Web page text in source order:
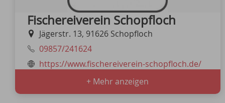
Fischereiverein Schopfloch
Jägerstr. 13, 91626 Schopfloch
09857/241624
https://www.fischereiverein-schopfloch.de/
+ Mehr anzeigen